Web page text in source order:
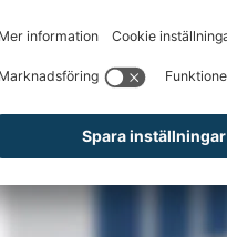
ankarkrokar i varje fack.